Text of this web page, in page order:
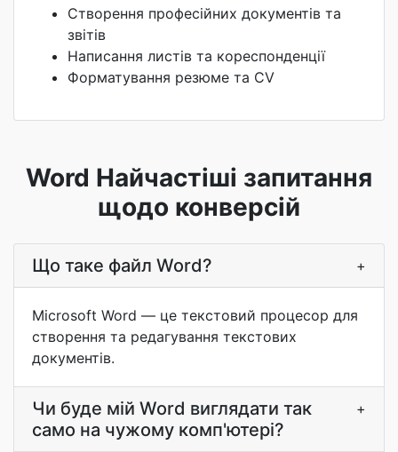
Створення професійних документів та
звітів
Написання листів та кореспонденції
Форматування резюме та CV
Word Найчастіші запитання
щодо конверсій
Що таке файл Word? +
Microsoft Word — це текстовий процесор для
створення та редагування текстових
документів.
Чи буде мій Word виглядати так
само на чужому комп'ютері?
+